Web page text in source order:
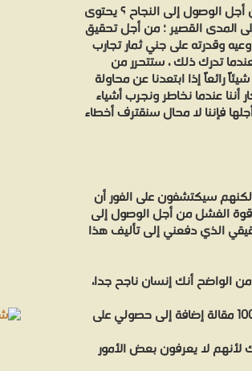
الوصول إلى النجاح ؟ يحتوى
المدى القصير ؛ من أجل تحقيق
وقدرته على جني ثمار تجارب
تدرك ذلك ، ستتحرر من
رائعاً إذا ابتعدنا عن محاولة
عندما نخاطر ونجرب أشياء
فإننا لا محال سنقترف أخطاء
سيكتشفون على الفور أن
الفشل من أجل الوصول إلى
الذي دفعني إلى تأليف هذا
الواضح أنك إنسان ناجح جداً،
صحيح ربما تبدو حياتي حافلة بالنجاح، إذ لي 12 كتاباً و100 مقالة إضافة إلى حصولي على
لأنهم لا يعرفون بعض الأمور